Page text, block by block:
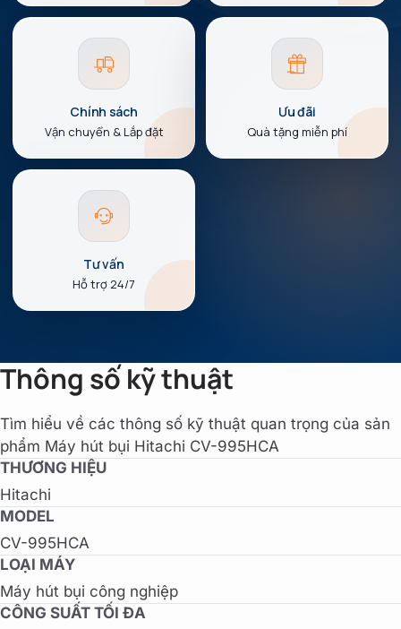
Chính sách
Vận chuyển & Lắp đặt
Ưu đãi
Quà tặng miễn phí
Tư vấn
Hỗ trợ 24/7
Thông số kỹ thuật
Tìm hiểu về các thông số kỹ thuật quan trọng của sản
phẩm Máy hút bụi Hitachi CV-995HCA
THƯƠNG HIỆU
Hitachi
MODEL
CV-995HCA
LOẠI MÁY
Máy hút bụi công nghiệp
CÔNG SUẤT TỐI ĐA